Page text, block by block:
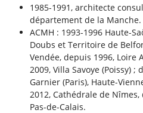
1985-1991, architecte
département de la Manche.
ACMH : 1993-1996 Haute-
Doubs et Territoire de
Vendée, depuis 1996, Loire
2009, Villa Savoye (Poissy) ;
Garnier (Paris), Haute-
2012, Cathédrale de
Pas-de-Calais.